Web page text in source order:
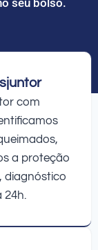
com
a proteção
diagnóstico
24h.